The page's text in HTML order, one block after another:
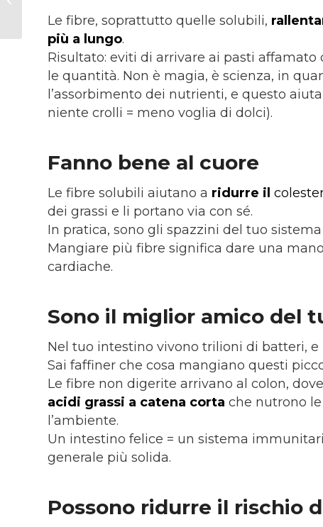
Le fibre, soprattutto quelle solubili,
più a lungo.
Risultato: eviti di arrivare ai pasti
le quantità. Non è magia, è scienza, in
l’assorbimento dei nutrienti, e questo
niente crolli = meno voglia di dolci).
Fanno bene al cuore
Le fibre solubili aiutano a ridurre il
dei grassi e li portano via con sé.
In pratica, sono gli spazzini del tuo
Mangiare più fibre significa dare una
cardiache.
Sono il miglior amico del
Nel tuo intestino vivono trilioni di batteri,
Sai faffiner che cosa mangiano questi
Le fibre non digerite arrivano al colon,
acidi grassi a catena corta che nutrono
l’ambiente.
Un intestino felice = un sistema
generale più solida.
Possono ridurre il rischio
una poppata...